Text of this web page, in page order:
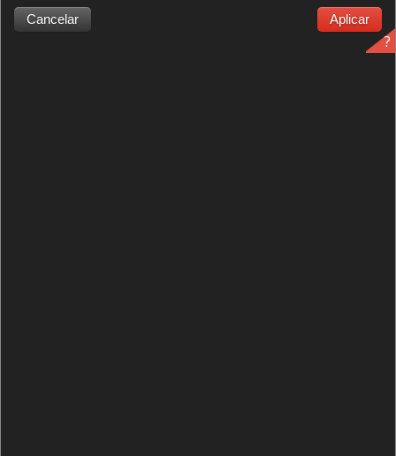
agotado? Recibe notificaciones cuando Hampton Inn
Cancelar Aplicar
?